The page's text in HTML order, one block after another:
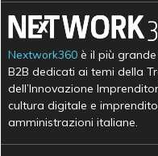
Nextwork360 è il più
B2B dedicati ai temi della
dell’Innovazione
cultura digitale e
amministrazioni italiane.